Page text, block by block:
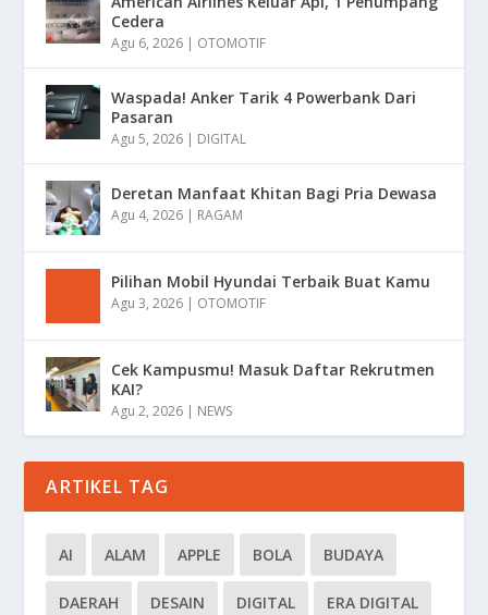
Cedera
Agu 6, 2026 | OTOMOTIF
Waspada! Anker Tarik 4 Powerbank Dari
Pasaran
Agu 5, 2026 | DIGITAL
Deretan Manfaat Khitan Bagi Pria Dewasa
Agu 4, 2026 | RAGAM
Pilihan Mobil Hyundai Terbaik Buat Kamu
Agu 3, 2026 | OTOMOTIF
Cek Kampusmu! Masuk Daftar Rekrutmen
KAI?
Agu 2, 2026 | NEWS
ARTIKEL TAG
AI ALAM APPLE BOLA BUDAYA
DAERAH DESAIN DIGITAL ERA DIGITAL